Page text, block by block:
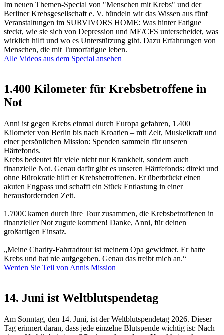
Im neuen Themen-Special von "Menschen mit Krebs" und der
Berliner Krebsgesellschaft e. V. bündeln wir das Wissen aus fünf
Veranstaltungen im SURVIVORS HOME: Was hinter Fatigue
steckt, wie sie sich von Depression und ME/CFS unterscheidet, was
wirklich hilft und wo es Unterstützung gibt. Dazu Erfahrungen von
Menschen, die mit Tumorfatigue leben.
Alle Videos aus dem Special ansehen
1.400 Kilometer für Krebsbetroffene in
Not
Anni ist gegen Krebs einmal durch Europa gefahren, 1.400
Kilometer von Berlin bis nach Kroatien – mit Zelt, Muskelkraft und
einer persönlichen Mission: Spenden sammeln für unseren
Härtefonds.
Krebs bedeutet für viele nicht nur Krankheit, sondern auch
finanzielle Not. Genau dafür gibt es unseren Härtfefonds: direkt und
ohne Bürokratie hilft er Krebsbetroffenen. Er überbrückt einen
akuten Engpass und schafft ein Stück Entlastung in einer
herausfordernden Zeit.
1.700€ kamen durch ihre Tour zusammen, die Krebsbetroffenen in
finanzieller Not zugute kommen! Danke, Anni, für deinen
großartigen Einsatz.
„Meine Charity-Fahrradtour ist meinem Opa gewidmet. Er hatte
Krebs und hat nie aufgegeben. Genau das treibt mich an.“
Werden Sie Teil von Annis Mission
14. Juni ist Weltblutspendetag
Am Sonntag, den 14. Juni, ist der Weltblutspendetag 2026. Dieser
Tag erinnert daran, dass jede einzelne Blutspende wichtig ist: Nach